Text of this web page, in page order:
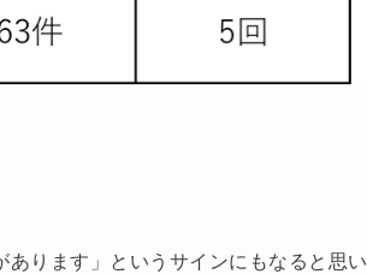
ります」というサインにもなると思い